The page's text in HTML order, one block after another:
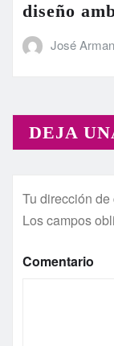
diseño
José
DEJA
Tu dirección
Los campos
Comentario